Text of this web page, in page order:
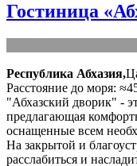
Гостиница
Республика Абхазия,
Расстояние до моря:
"Абхазский дворик" -
предлагающая
оснащенные всем
На закрытой и
расслабиться и